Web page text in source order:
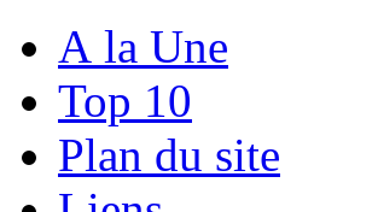
A la Une
Top 10
Plan du site